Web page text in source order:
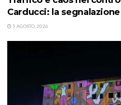
Carducci: la
5 AGOSTO, 2026